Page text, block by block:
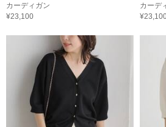
カーディガン
¥23,100
カーデ